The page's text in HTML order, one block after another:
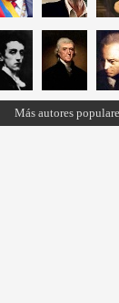
Más autores